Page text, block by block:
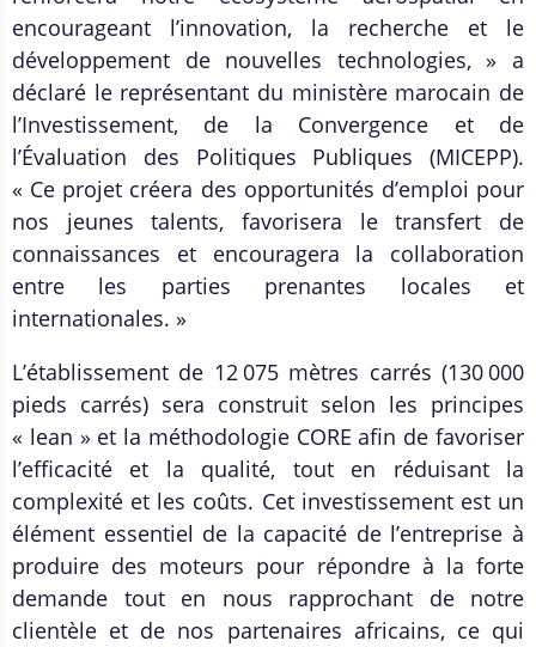
encourageant l’innovation, la recherche et le
développement de nouvelles technologies, » a
déclaré le représentant du ministère marocain de
l’Investissement, de la Convergence et de
l’Évaluation des Politiques Publiques (MICEPP).
« Ce projet créera des opportunités d’emploi pour
nos jeunes talents, favorisera le transfert de
connaissances et encouragera la collaboration
entre les parties prenantes locales et
internationales. »
L’établissement de 12 075 mètres carrés (130 000
pieds carrés) sera construit selon les principes
« lean » et la méthodologie CORE afin de favoriser
l’efficacité et la qualité, tout en réduisant la
complexité et les coûts. Cet investissement est un
élément essentiel de la capacité de l’entreprise à
produire des moteurs pour répondre à la forte
demande tout en nous rapprochant de notre
clientèle et de nos partenaires africains, ce qui